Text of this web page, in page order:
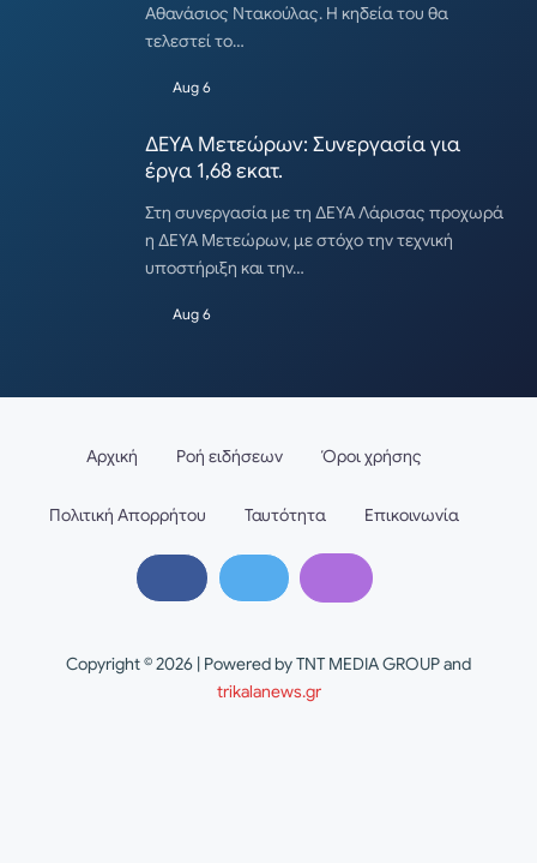
Αθανάσιος Ντακούλας. Η κηδεία του θα
τελεστεί το…
Aug 6
ΔΕΥΑ Μετεώρων: Συνεργασία για
έργα 1,68 εκατ.
Στη συνεργασία με τη ΔΕΥΑ Λάρισας προχωρά
η ΔΕΥΑ Μετεώρων, με στόχο την τεχνική
υποστήριξη και την…
Aug 6
Copyright © 2026 | Powered by TNT MEDIA GROUP and
trikalanews.gr
Αρχική Ροή ειδήσεων Όροι χρήσης
Πολιτική Απορρήτου Ταυτότητα Επικοινωνία